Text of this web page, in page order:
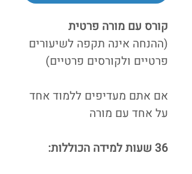
קורס עם מורה פרטית
(ההנחה אינה תקפה לשיעורים
פרטיים ולקורסים פרטיים)
אם אתם מעדיפים ללמוד אחד
על אחד עם מורה
36 שעות למידה הכוללות: